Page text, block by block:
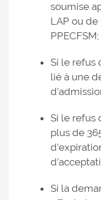
soumise
LAP ou
PPECFSM;
Si le refus
lié à une
Si le refus
plus de
Si la